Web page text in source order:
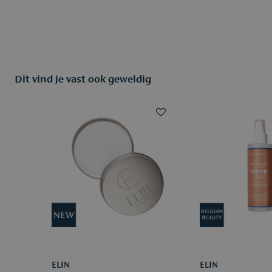
Dit vind je vast ook geweldig
ELIN ELIN